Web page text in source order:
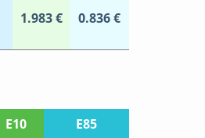
1.983 € 0.836 €
E10
E85